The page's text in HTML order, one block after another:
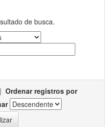
de busca.
| Ordenar registros por